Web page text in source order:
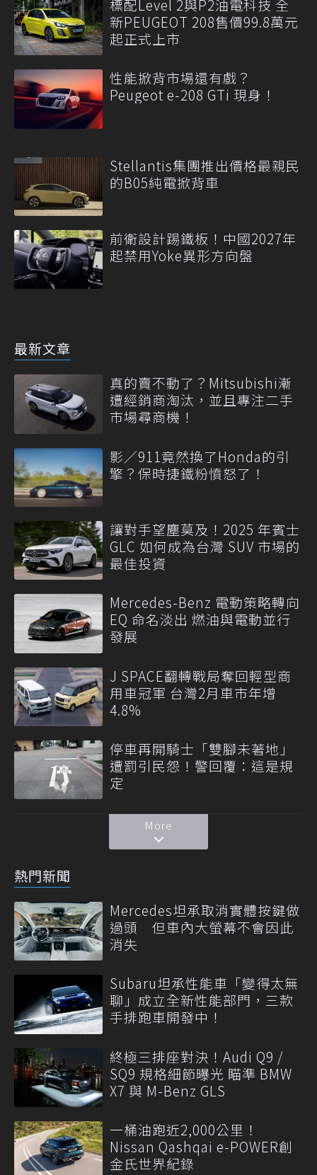
標配Level 2與P2油電科技 全
新PEUGEOT 208售價99.8萬元
起正式上市
性能掀背市場還有戲？
Peugeot e-208 GTi 現身！
Stellantis集團推出價格最親民
的B05純電掀背車
前衛設計踢鐵板！中國2027年
起禁用Yoke異形方向盤
最新文章
真的賣不動了？Mitsubishi漸
遭經銷商淘汰，並且專注二手
市場尋商機！
影／911竟然換了Honda的引
擎？保時捷鐵粉憤怒了！
讓對手望塵莫及！2025 年賓士
GLC 如何成為台灣 SUV 市場的
最佳投資
Mercedes-Benz 電動策略轉向
EQ 命名淡出 燃油與電動並行
發展
J SPACE翻轉戰局奪回輕型商
用車冠軍 台灣2月車市年增
4.8%
停車再開騎士「雙腳未著地」
遭罰引民怨！警回覆：這是規
定
More
熱門新聞
Mercedes坦承取消實體按鍵做
過頭 但車內大螢幕不會因此
消失
Subaru坦承性能車「變得太無
聊」成立全新性能部門，三款
手排跑車開發中！
終極三排座對決！Audi Q9 /
SQ9 規格細節曝光 瞄準 BMW
X7 與 M-Benz GLS
一桶油跑近2,000公里！
Nissan Qashqai e-POWER創
金氏世界紀錄